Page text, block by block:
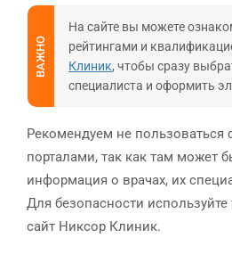
ВАЖНО
На сайте вы можете
рейтингами и
Клиник, чтобы сразу
специалиста и оформить
Рекомендуем не пользоваться
порталами, так как там может
информация о врачах, их
Для безопасности
сайт Никсор Клиник.